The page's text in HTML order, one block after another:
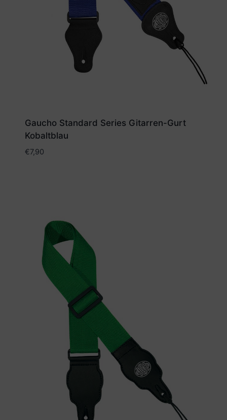
Gaucho Standard Series Gitarren-Gurt
Kobaltblau
€7,90